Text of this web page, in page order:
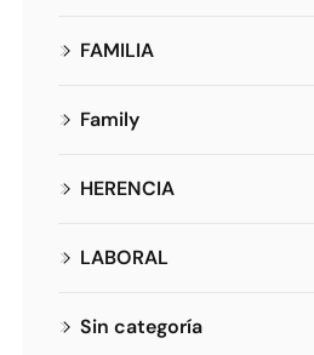
FAMILIA
Family
HERENCIA
LABORAL
Sin categoría